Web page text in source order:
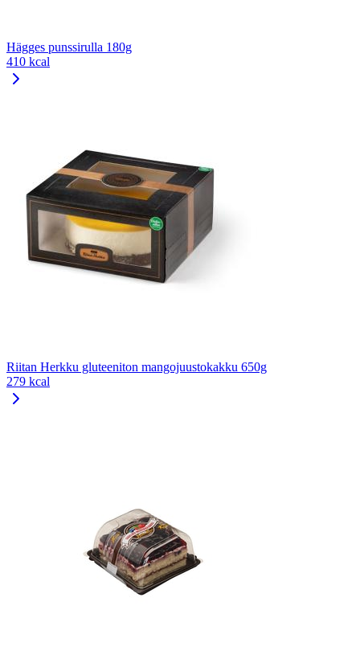
Hägges punssirulla 180g
410 kcal
Riitan Herkku gluteeniton mangojuustokakku 650g
279 kcal